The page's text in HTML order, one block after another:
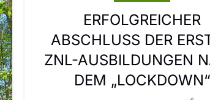
ERFOLGREICHER
ABSCHLUSS DER
ZNL-AUSBILDUNGEN
DEM „LOCKDOWN“